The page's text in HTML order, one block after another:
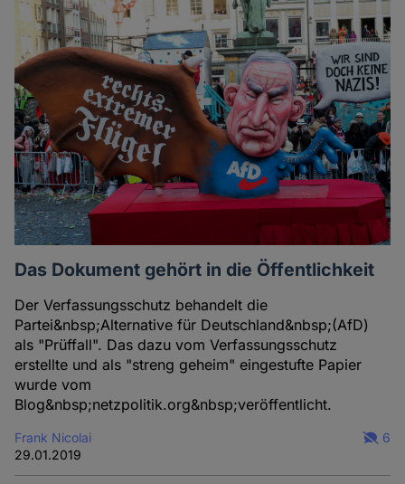
Das Dokument gehört in die Öffentlichkeit
Der Verfassungsschutz behandelt die
Partei&nbsp;Alternative für Deutschland&nbsp;(AfD)
als "Prüffall". Das dazu vom Verfassungsschutz
erstellte und als "streng geheim" eingestufte Papier
wurde vom
Blog&nbsp;netzpolitik.org&nbsp;veröffentlicht.
Frank Nicolai
29.01.2019
6